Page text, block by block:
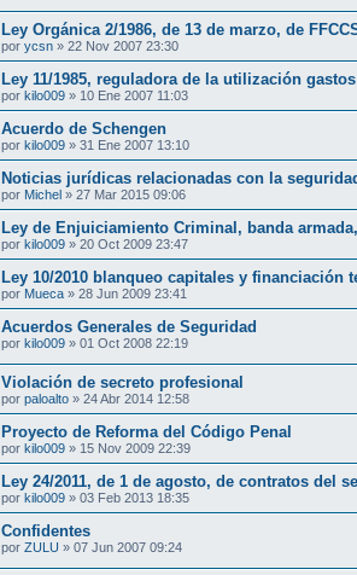
Ley Orgánica 2/1986, de 13 de marzo, de
por ycsn » 22 Nov 2007 23:30
Ley 11/1985, reguladora de la utilización
por kilo009 » 10 Ene 2007 11:03
Acuerdo de Schengen
por kilo009 » 31 Ene 2007 13:10
Noticias jurídicas relacionadas con la
por Michel » 27 Mar 2015 09:06
Ley de Enjuiciamiento Criminal, banda
por kilo009 » 20 Oct 2009 23:47
Ley 10/2010 blanqueo capitales y financiación
por Mueca » 28 Jun 2009 23:41
Acuerdos Generales de Seguridad
por kilo009 » 01 Oct 2008 22:19
Violación de secreto profesional
por paloalto » 24 Abr 2014 12:58
Proyecto de Reforma del Código Penal
por kilo009 » 15 Nov 2009 22:39
Ley 24/2011, de 1 de agosto, de contratos del
por kilo009 » 03 Feb 2013 18:35
Confidentes
por ZULU » 07 Jun 2007 09:24